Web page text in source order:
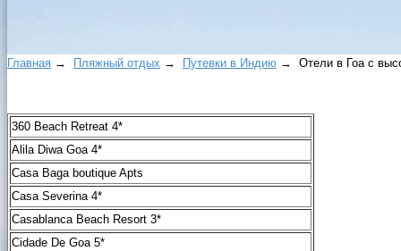
Главная → Пляжный отдых → Путевки в Индию → Отели в Гоа с
360 Beach Retreat 4*
Alila Diwa Goa 4*
Casa Baga boutique Apts
Casa Severina 4*
Casablanca Beach Resort 3*
Cidade De Goa 5*